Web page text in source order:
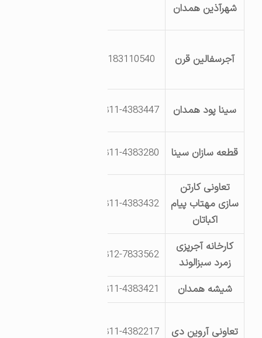
شهرآذین همدان
آجرسفالین قرن 9183110540
سینا پود همدان 0811-4383447
قطعه سازان سینا 0811-4383280
تعاونی کارتن
سازی مهتاب پیام
اکباتان
0811-4383432
کارخانه آجرپزی
زمرد سبزالوند
0812-7833562
شیشه همدان 0811-4383421
تعاونی آروین دی 0811-4382217